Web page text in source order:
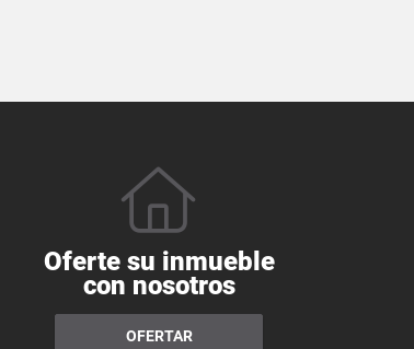
Oferte su inmueble
con nosotros
OFERTAR